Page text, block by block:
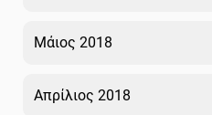
Μάιος 2018
Απρίλιος 2018